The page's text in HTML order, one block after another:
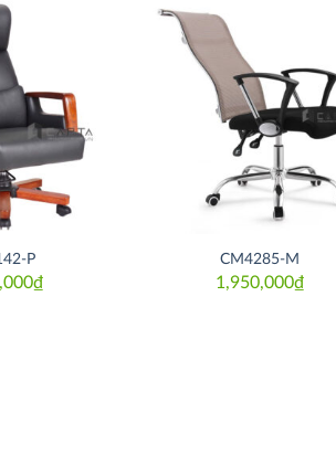
P
₫
CM4285-M
1,950,000₫